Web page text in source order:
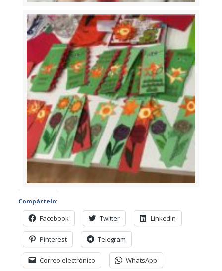
Compártelo:
Facebook Twitter LinkedIn
Pinterest Telegram
Correo electrónico WhatsApp